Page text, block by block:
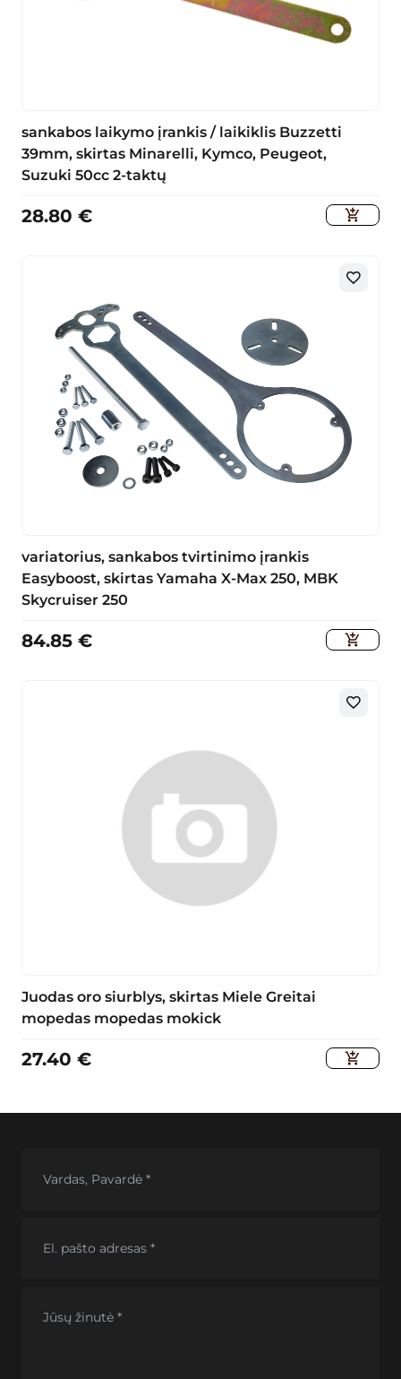
sankabos laikymo įrankis / laikiklis Buzzetti
39mm, skirtas Minarelli, Kymco, Peugeot,
Suzuki 50cc 2-taktų
28.80 €
variatorius, sankabos tvirtinimo įrankis
Easyboost, skirtas Yamaha X-Max 250, MBK
Skycruiser 250
84.85 €
Juodas oro siurblys, skirtas Miele Greitai
mopedas mopedas mokick
27.40 €